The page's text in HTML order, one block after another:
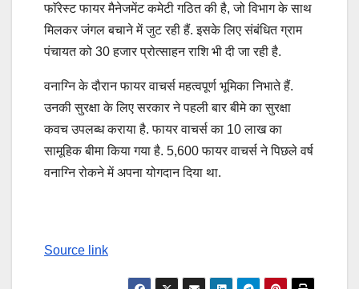
फाॅरेस्ट फायर मैनेजमेंट कमेटी गठित की है, जो विभाग के साथ
मिलकर जंगल बचाने में जुट रही हैं. इसके लिए संबंधित ग्राम
पंचायत को 30 हजार प्रोत्साहन राशि भी दी जा रही है.
वनाग्नि के दौरान फायर वाचर्स महत्वपूर्ण भूमिका निभाते हैं.
उनकी सुरक्षा के लिए सरकार ने पहली बार बीमे का सुरक्षा
कवच उपलब्ध कराया है. फायर वाचर्स का 10 लाख का
सामूहिक बीमा किया गया है. 5,600 फायर वाचर्स ने पिछले वर्ष
वनाग्नि रोकने में अपना योगदान दिया था.
Source link